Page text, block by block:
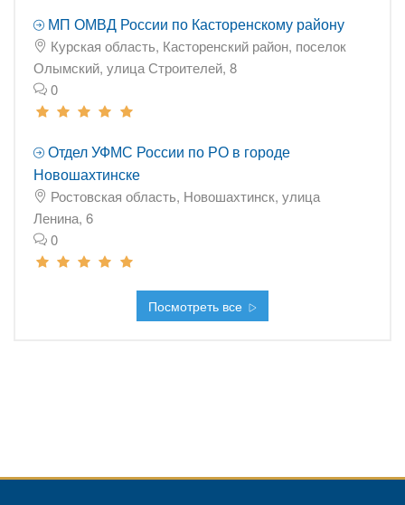
МП ОМВД России по Касторенскому району
Курская область, Касторенский район, поселок
Олымский, улица Строителей, 8
0
Отдел УФМС России по РО в городе
Новошахтинске
Ростовская область, Новошахтинск, улица
Ленина, 6
0
Посмотреть все